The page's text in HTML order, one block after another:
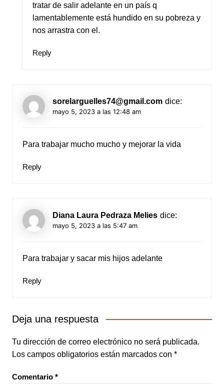
tratar de salir adelante en un país q
lamentablemente está hundido en su pobreza y
nos arrastra con el.
Reply
sorelarguelles74@gmail.com dice:
mayo 5, 2023 a las 12:48 am
Para trabajar mucho mucho y mejorar la vida
Reply
Diana Laura Pedraza Melies dice:
mayo 5, 2023 a las 5:47 am
Para trabajar y sacar mis hijos adelante
Reply
Deja una respuesta
Tu dirección de correo electrónico no será publicada.
Los campos obligatorios están marcados con *
Comentario *